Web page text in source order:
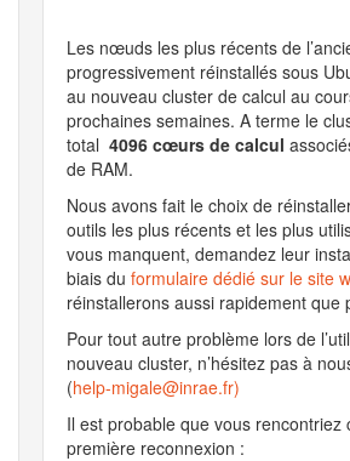
Les nœuds les plus récents de
progressivement réinstallés sous
au nouveau cluster de calcul au
prochaines semaines. A terme le
total 4096 cœurs de calcul
de RAM.
Nous avons fait le choix de
outils les plus récents et les plus
vous manquent, demandez leur
biais du formulaire dédié sur le site
réinstallerons aussi rapidement que
Pour tout autre problème lors de
nouveau cluster, n’hésitez pas à
(help-migale@inrae.fr)
Il est probable que vous rencontriez
première reconnexion :